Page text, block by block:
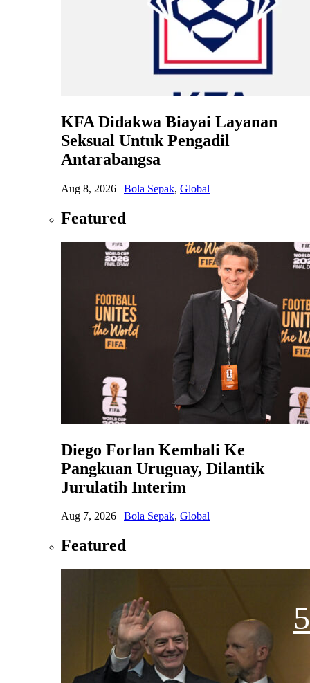
KFA Didakwa Biayai Layanan
Seksual Untuk Pengadil
Antarabangsa
Aug 8, 2026 | Bola Sepak, Global
Featured
Diego Forlan Kembali Ke
Pangkuan Uruguay, Dilantik
Jurulatih Interim
Aug 7, 2026 | Bola Sepak, Global
Featured